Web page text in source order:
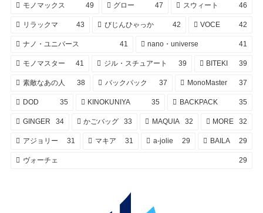
モノマックス 49 グロー 47 スウィート 46
リラックマ 43 びじんひゃっか 42 VOCE 42
ナノ・ユニバース 41 nano・universe 41
モノマスター 41 ジル・スチュアート 39 BITEKI 39
素敵なあの人 38 バックパック 37 MonoMaster 37
DOD 35 KINOKUNIYA 35 BACKPACK 35
GINGER 34 かごバッグ 33 MAQUIA 32 MORE 32
アジョリー 31 マキア 31 a-jolie 29 BAILA 29
ヴォーチェ 29